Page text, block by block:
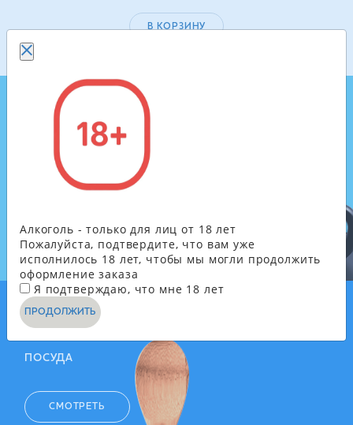
В КОРЗИНУ
ЧАЙ, КОФЕ, МОЛОЧНЫЕ
ПРОДУКТЫ
ПОСУДА
СМОТРЕТЬ
Алкоголь - только для лиц от 18 лет
Пожалуйста, подтвердите, что вам уже
исполнилось 18 лет, чтобы мы могли продолжить
оформление заказа
Я подтверждаю, что мне 18 лет
ПРОДОЛЖИТЬ